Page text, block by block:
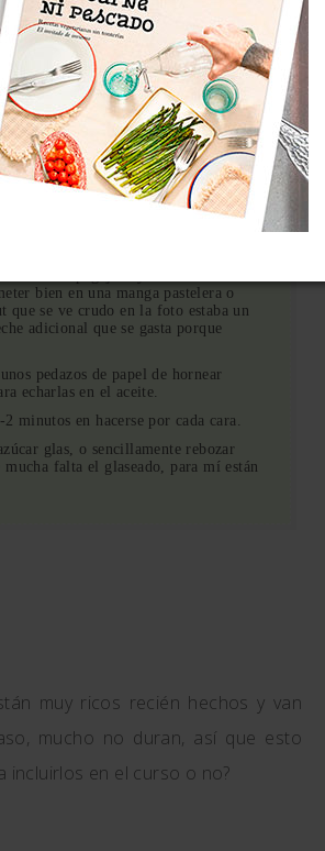
y se mezcla con la levadura, la sal y
mejor que mejor. Quedará una
masa pegajosa y relativamente
bien en una manga pastelera o
se ve crudo en la foto estaba un
adicional que se gasta porque
pedazos de papel de hornear
echarlas en el aceite.
minutos en hacerse por cada cara.
glas, o sencillamente rebozar
falta el glaseado, para mí están
muy ricos recién hechos y van
mucho no duran, así que esto
incluirlos en el curso o no?